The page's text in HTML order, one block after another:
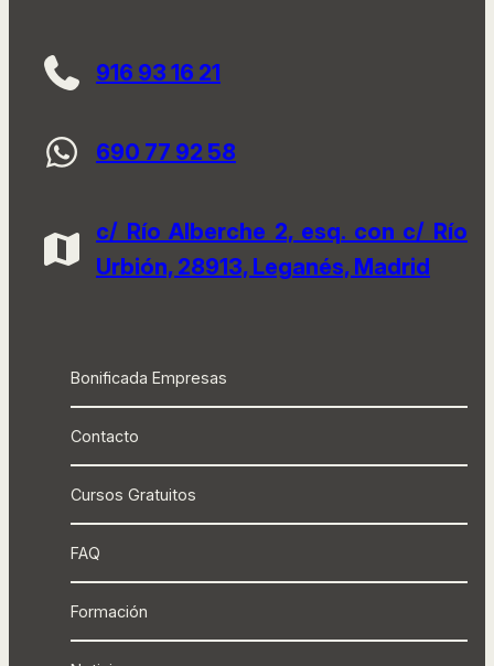
916 93 16 21
690 77 92 58
c/ Río Alberche 2, esq. con c/ Río
Urbión, 28913, Leganés, Madrid
Bonificada Empresas
Contacto
Cursos Gratuitos
FAQ
Formación